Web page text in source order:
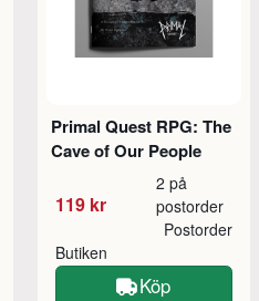
Primal Quest RPG: The
Cave of Our People
119 kr
2 på
postorder
Butiken
Postorder
Köp